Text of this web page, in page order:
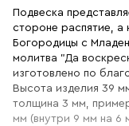
Подвеска
стороне распятие,
Богородицы с
молитва "Да
изготовлено по
Высота изделия 39
толщина 3 мм,
мм (внутри 9 мм на 6